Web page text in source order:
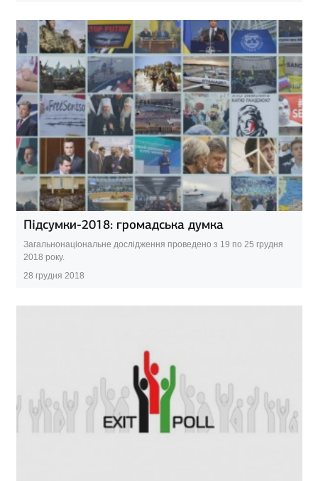
Підсумки-2018: громадська думка
Загальнонаціональне дослідження проведено з 19 по 25 грудня
2018 року.
28 грудня 2018